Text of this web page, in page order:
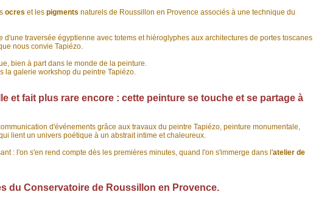
ocres et les pigments naturels de Roussillon en Provence associés à une technique du
traversée égyptienne avec totems et hiéroglyphes aux architectures de portes toscanes,
nous convie Tapiézo.
bien à part dans le monde de la peinture.
galerie workshop du peintre Tapiézo.
et fait plus rare encore : cette peinture se touche et se partage à
d'événements grâce aux travaux du peintre Tapiézo, peinture monumentale,
lient un univers poétique à un abstrait intime et chaleureux.
: l'on s'en rend compte dès les premières minutes, quand l'on s'immerge dans l'atelier de
du Conservatoire de Roussillon en Provence.